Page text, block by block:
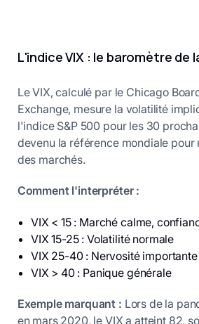
L'indice VIX : le baromètre de
Le VIX, calculé par le Chicago
Exchange, mesure la volatilité
l'indice S&P 500 pour les 30
devenu la référence mondiale
des marchés.
Comment l'interpréter :
VIX < 15 : Marché calme,
VIX 15-25 : Volatilité normale
VIX 25-40 : Nervosité importante
VIX > 40 : Panique générale
Exemple marquant : Lors de la
en mars 2020, le VIX a atteint 82,